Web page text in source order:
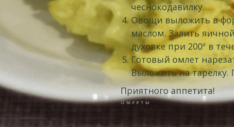
чеснокодавилку.
Овощи выложить в
маслом. Залить
духовке при 200º в
Готовый омлет
Выложить на тарелку.
Приятного аппетита!
Омлеты